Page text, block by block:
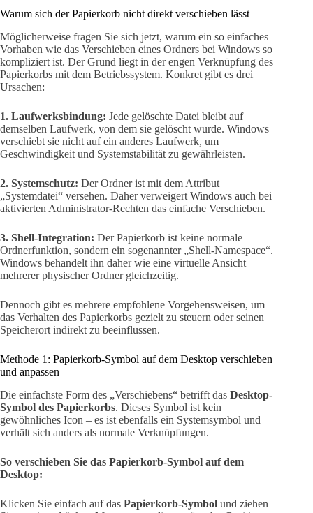
Warum sich der Papierkorb nicht direkt verschieben lässt
Möglicherweise fragen Sie sich jetzt, warum ein so einfaches
Vorhaben wie das Verschieben eines Ordners bei Windows so
kompliziert ist. Der Grund liegt in der engen Verknüpfung des
Papierkorbs mit dem Betriebssystem. Konkret gibt es drei
Ursachen:
1. Laufwerksbindung: Jede gelöschte Datei bleibt auf
demselben Laufwerk, von dem sie gelöscht wurde. Windows
verschiebt sie nicht auf ein anderes Laufwerk, um
Geschwindigkeit und Systemstabilität zu gewährleisten.
2. Systemschutz: Der Ordner ist mit dem Attribut
„Systemdatei“ versehen. Daher verweigert Windows auch bei
aktivierten Administrator-Rechten das einfache Verschieben.
3. Shell-Integration: Der Papierkorb ist keine normale
Ordnerfunktion, sondern ein sogenannter „Shell-Namespace“.
Windows behandelt ihn daher wie eine virtuelle Ansicht
mehrerer physischer Ordner gleichzeitig.
Dennoch gibt es mehrere empfohlene Vorgehensweisen, um
das Verhalten des Papierkorbs gezielt zu steuern oder seinen
Speicherort indirekt zu beeinflussen.
Methode 1: Papierkorb-Symbol auf dem Desktop verschieben
und anpassen
Die einfachste Form des „Verschiebens“ betrifft das Desktop-
Symbol des Papierkorbs. Dieses Symbol ist kein
gewöhnliches Icon – es ist ebenfalls ein Systemsymbol und
verhält sich anders als normale Verknüpfungen.
So verschieben Sie das Papierkorb-Symbol auf dem
Desktop:
Klicken Sie einfach auf das Papierkorb-Symbol und ziehen